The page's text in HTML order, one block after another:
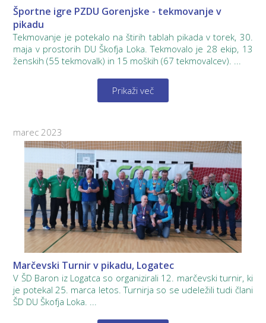
Športne igre PZDU Gorenjske - tekmovanje v
pikadu
Tekmovanje je potekalo na štirih tablah pikada v torek, 30.
maja v prostorih DU Škofja Loka. Tekmovalo je 28 ekip, 13
ženskih (55 tekmovalk) in 15 moških (67 tekmovalcev). ...
Prikaži več
marec 2023
Marčevski Turnir v pikadu, Logatec
V ŠD Baron iz Logatca so organizirali 12. marčevski turnir, ki
je potekal 25. marca letos. Turnirja so se udeležili tudi člani
ŠD DU Škofja Loka. ...